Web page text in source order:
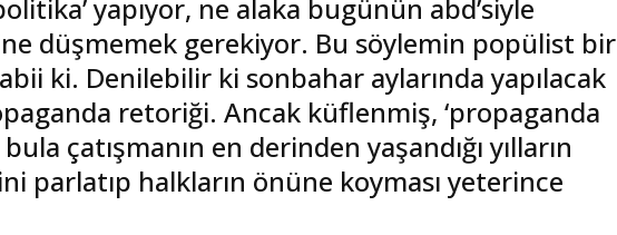
yapıyor, ne alaka bugünün abd’siyle
düşmemek gerekiyor. Bu söylemin popülist bir
ki. Denilebilir ki sonbahar aylarında yapılacak
retoriği. Ancak küflenmiş, ‘propaganda
çatışmanın en derinden yaşandığı yılların
parlatıp halkların önüne koyması yeterince